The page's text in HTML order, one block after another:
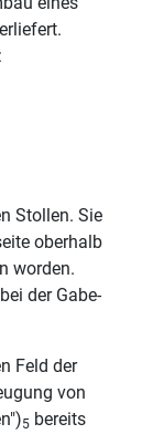
:
Stollen. Sie
oberhalb
worden.
der Gabe-
Feld der
von
5 bereits